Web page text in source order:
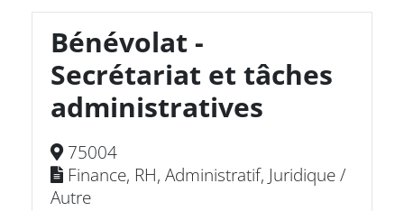
Bénévolat -
Secrétariat et tâches
administratives
75004
Finance, RH, Administratif, Juridique /
Autre